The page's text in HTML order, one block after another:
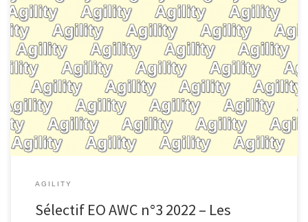
AGILITY
Sélectif EO AWC n°3 2022 – Les